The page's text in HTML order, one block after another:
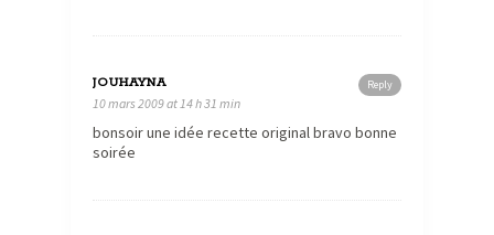
Reply
JOUHAYNA
10 mars 2009 at 14 h 31 min
bonsoir une idée recette original bravo bonne
soirée